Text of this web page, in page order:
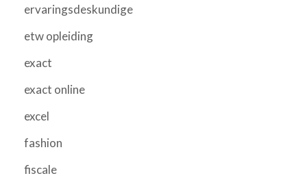
ervaringsdeskundige
etw opleiding
exact
exact online
excel
fashion
fiscale